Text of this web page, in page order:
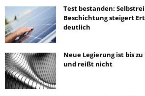
Test bestanden:
Beschichtung steigert
deutlich
Neue Legierung ist bis
und reißt nicht